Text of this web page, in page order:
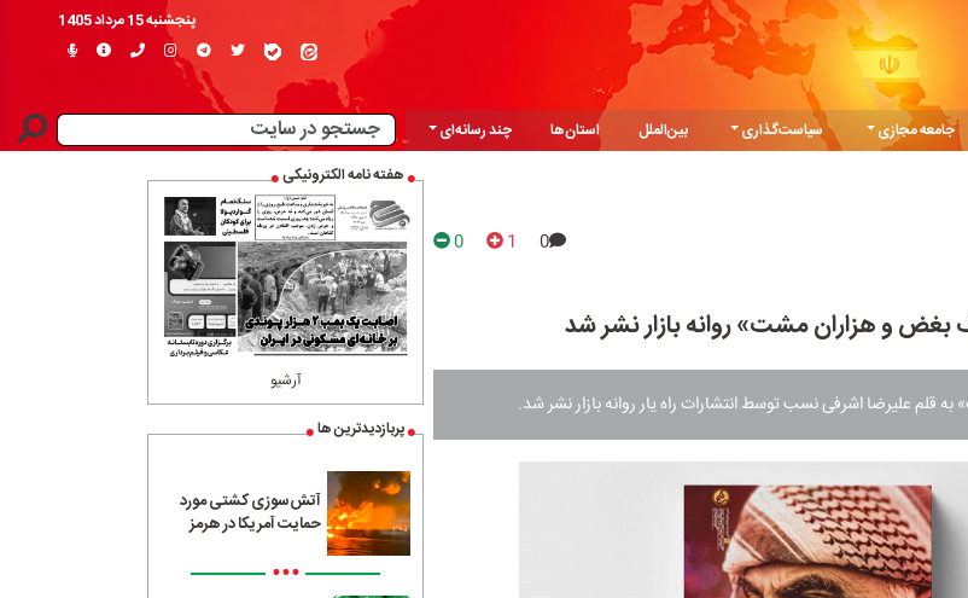
پنجشنبه 15 مرداد 1405
جامعه مجازی سیاست‌گذاری بین‌الملل استان‌ها
چند رسانه‌ای
0
1
0
و هزاران مشت» روانه بازار نشر شد
علیرضا اشرفی نسب توسط انتشارات راه یار روانه بازار نشر شد.
هفته نامه الکترونیکی
آرشیو
پربازدیدترین ها
آتش‌سوزی کشتی مورد
حمایت آمریکا در هرمز
•••